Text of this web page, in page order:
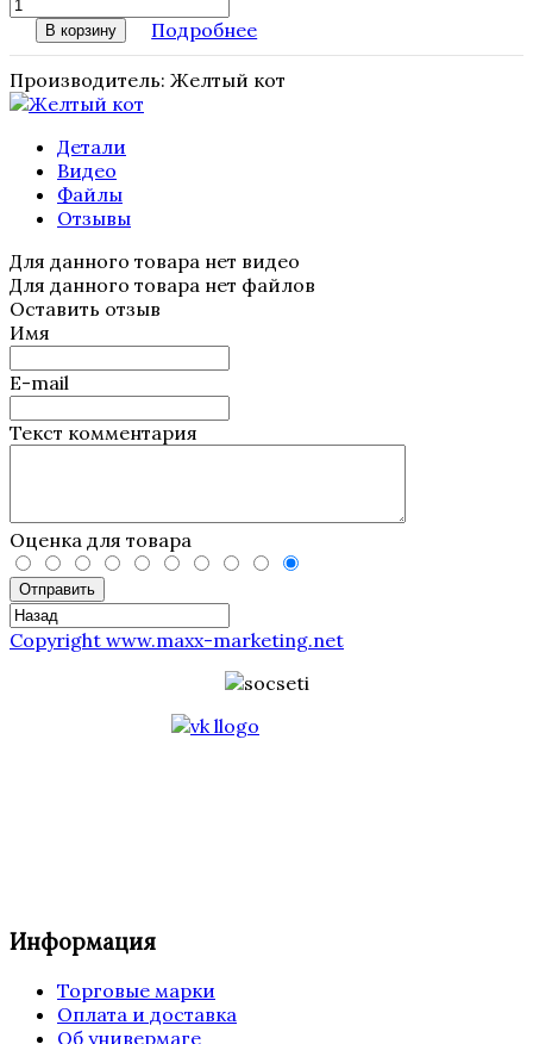
В корзину Подробнее
Производитель: Желтый кот
Детали
Видео
Файлы
Отзывы
Для данного товара нет видео
Для данного товара нет файлов
Оставить отзыв
Имя
E-mail
Текст комментария
Оценка для товара
Отправить
Copyright www.maxx-marketing.net
Информация
Торговые марки
Оплата и доставка
Об универмаге